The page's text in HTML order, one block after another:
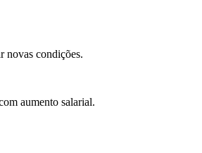
novas condições.
aumento salarial.